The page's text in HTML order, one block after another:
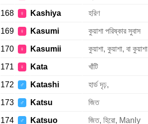
168 ♀ Kashiya হরিণ
169 ♀ Kasumi কুয়াশা পরিষ্কার সুবাস
170 ♀ Kasumii কুয়াশা, কুয়াশা, বা কুয়াশা
171 ♀ Kata খাঁটি
172 ♂ Katashi হার্ড দৃঢ়,
173 ♂ Katsu জিত
174 ♂ Katsuo জিত, হিরো, Manly